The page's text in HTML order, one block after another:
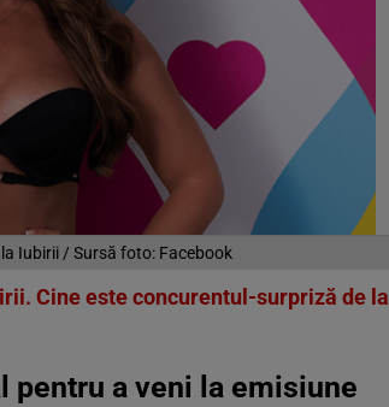
Iubirii / Sursă foto: Facebook
Cine este concurentul-surpriză de la
pentru a veni la emisiune